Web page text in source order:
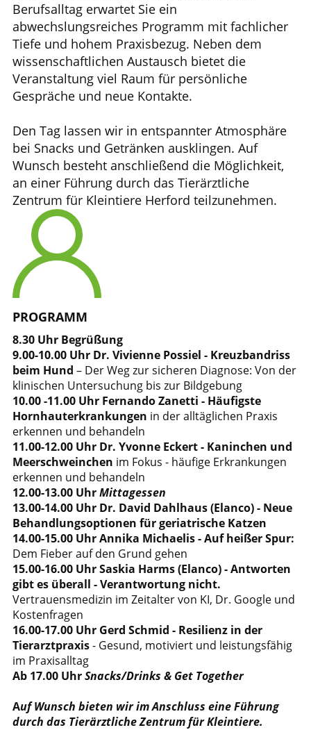
Berufsalltag erwartet Sie ein
abwechslungsreiches Programm mit fachlicher
Tiefe und hohem Praxisbezug. Neben dem
wissenschaftlichen Austausch bietet die
Veranstaltung viel Raum für persönliche
Gespräche und neue Kontakte.
Den Tag lassen wir in entspannter Atmosphäre
bei Snacks und Getränken ausklingen. Auf
Wunsch besteht anschließend die Möglichkeit,
an einer Führung durch das Tierärztliche
Zentrum für Kleintiere Herford teilzunehmen.
PROGRAMM
8.30 Uhr Begrüßung
9.00-10.00 Uhr Dr. Vivienne Possiel - Kreuzbandriss
beim Hund – Der Weg zur sicheren Diagnose: Von der
klinischen Untersuchung bis zur Bildgebung
10.00 -11.00 Uhr Fernando Zanetti - Häufigste
Hornhauterkrankungen in der alltäglichen Praxis
erkennen und behandeln
11.00-12.00 Uhr Dr. Yvonne Eckert - Kaninchen und
Meerschweinchen im Fokus - häufige Erkrankungen
erkennen und behandeln
12.00-13.00 UhrMittagessen
13.00-14.00 Uhr Dr. David Dahlhaus (Elanco) - Neue
Behandlungsoptionen für geriatrische Katzen
14.00-15.00 Uhr Annika Michaelis - Auf heißer Spur:
Dem Fieber auf den Grund gehen
15.00-16.00 Uhr Saskia Harms (Elanco) - Antworten
gibt es überall - Verantwortung nicht.
Vertrauensmedizin im Zeitalter von KI, Dr. Google und
Kostenfragen
16.00-17.00 Uhr Gerd Schmid - Resilienz in der
Tierarztpraxis- Gesund, motiviert und leistungsfähig
im Praxisalltag
Ab 17.00 UhrSnacks/Drinks & Get Together
Auf Wunsch bieten wir im Anschluss eineFührung
durch das Tierärztliche Zentrum für Kleintiere.